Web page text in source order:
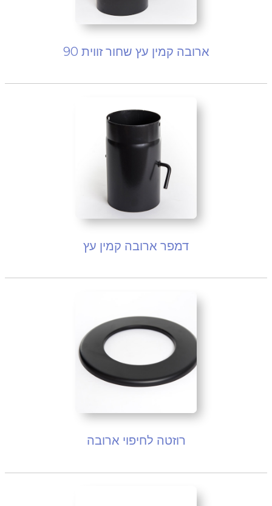
ארובה קמין עץ שחור זווית 90
דמפר ארובה קמין עץ
רוזטה לחיפוי ארובה